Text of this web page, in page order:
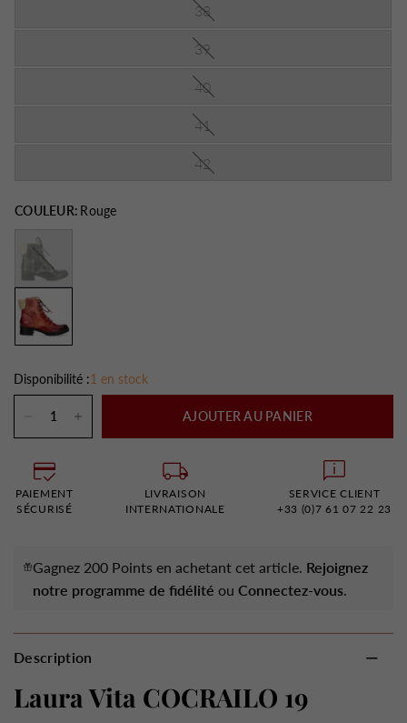
38
39
40
41
42
COULEUR: Rouge
Noir
Disponibilité :1 en stock
AJOUTER AU PANIER
PAIEMENT
SÉCURISÉ
LIVRAISON
INTERNATIONALE
SERVICE CLIENT
+33 (0)7 61 07 22 23
Gagnez 200 Points en achetant cet article. Rejoignez
notre programme de fidélité ou Connectez-vous.
Description
Laura Vita COCRAILO 19